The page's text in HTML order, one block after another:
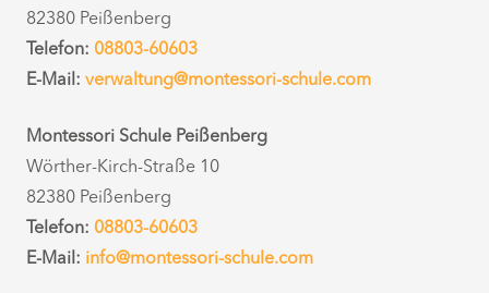
82380 Peißenberg
Telefon: 08803-60603
E-Mail: verwaltung@montessori-schule.com
Montessori Schule Peißenberg
Wörther-Kirch-Straße 10
82380 Peißenberg
Telefon: 08803-60603
E-Mail: info@montessori-schule.com